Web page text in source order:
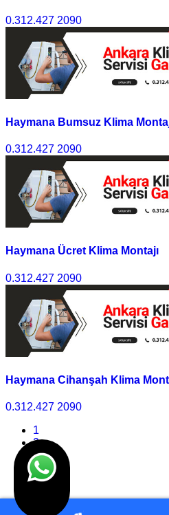
0.312.427 2090
Haymana Bumsuz Klima
0.312.427 2090
Haymana Ücret Klima Montajı
0.312.427 2090
Haymana Cihanşah Klima
0.312.427 2090
1
2
3
4
>>